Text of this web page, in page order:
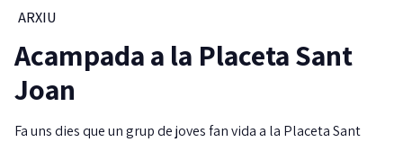
ARXIU
Acampada a la Placeta Sant
Joan
Fa uns dies que un grup de joves fan vida a la Placeta Sant